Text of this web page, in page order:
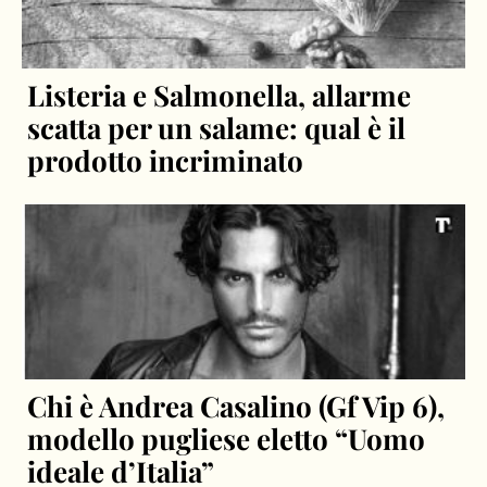
Listeria e Salmonella, allarme
scatta per un salame: qual è il
prodotto incriminato
Chi è Andrea Casalino (Gf Vip 6),
modello pugliese eletto “Uomo
ideale d’Italia”